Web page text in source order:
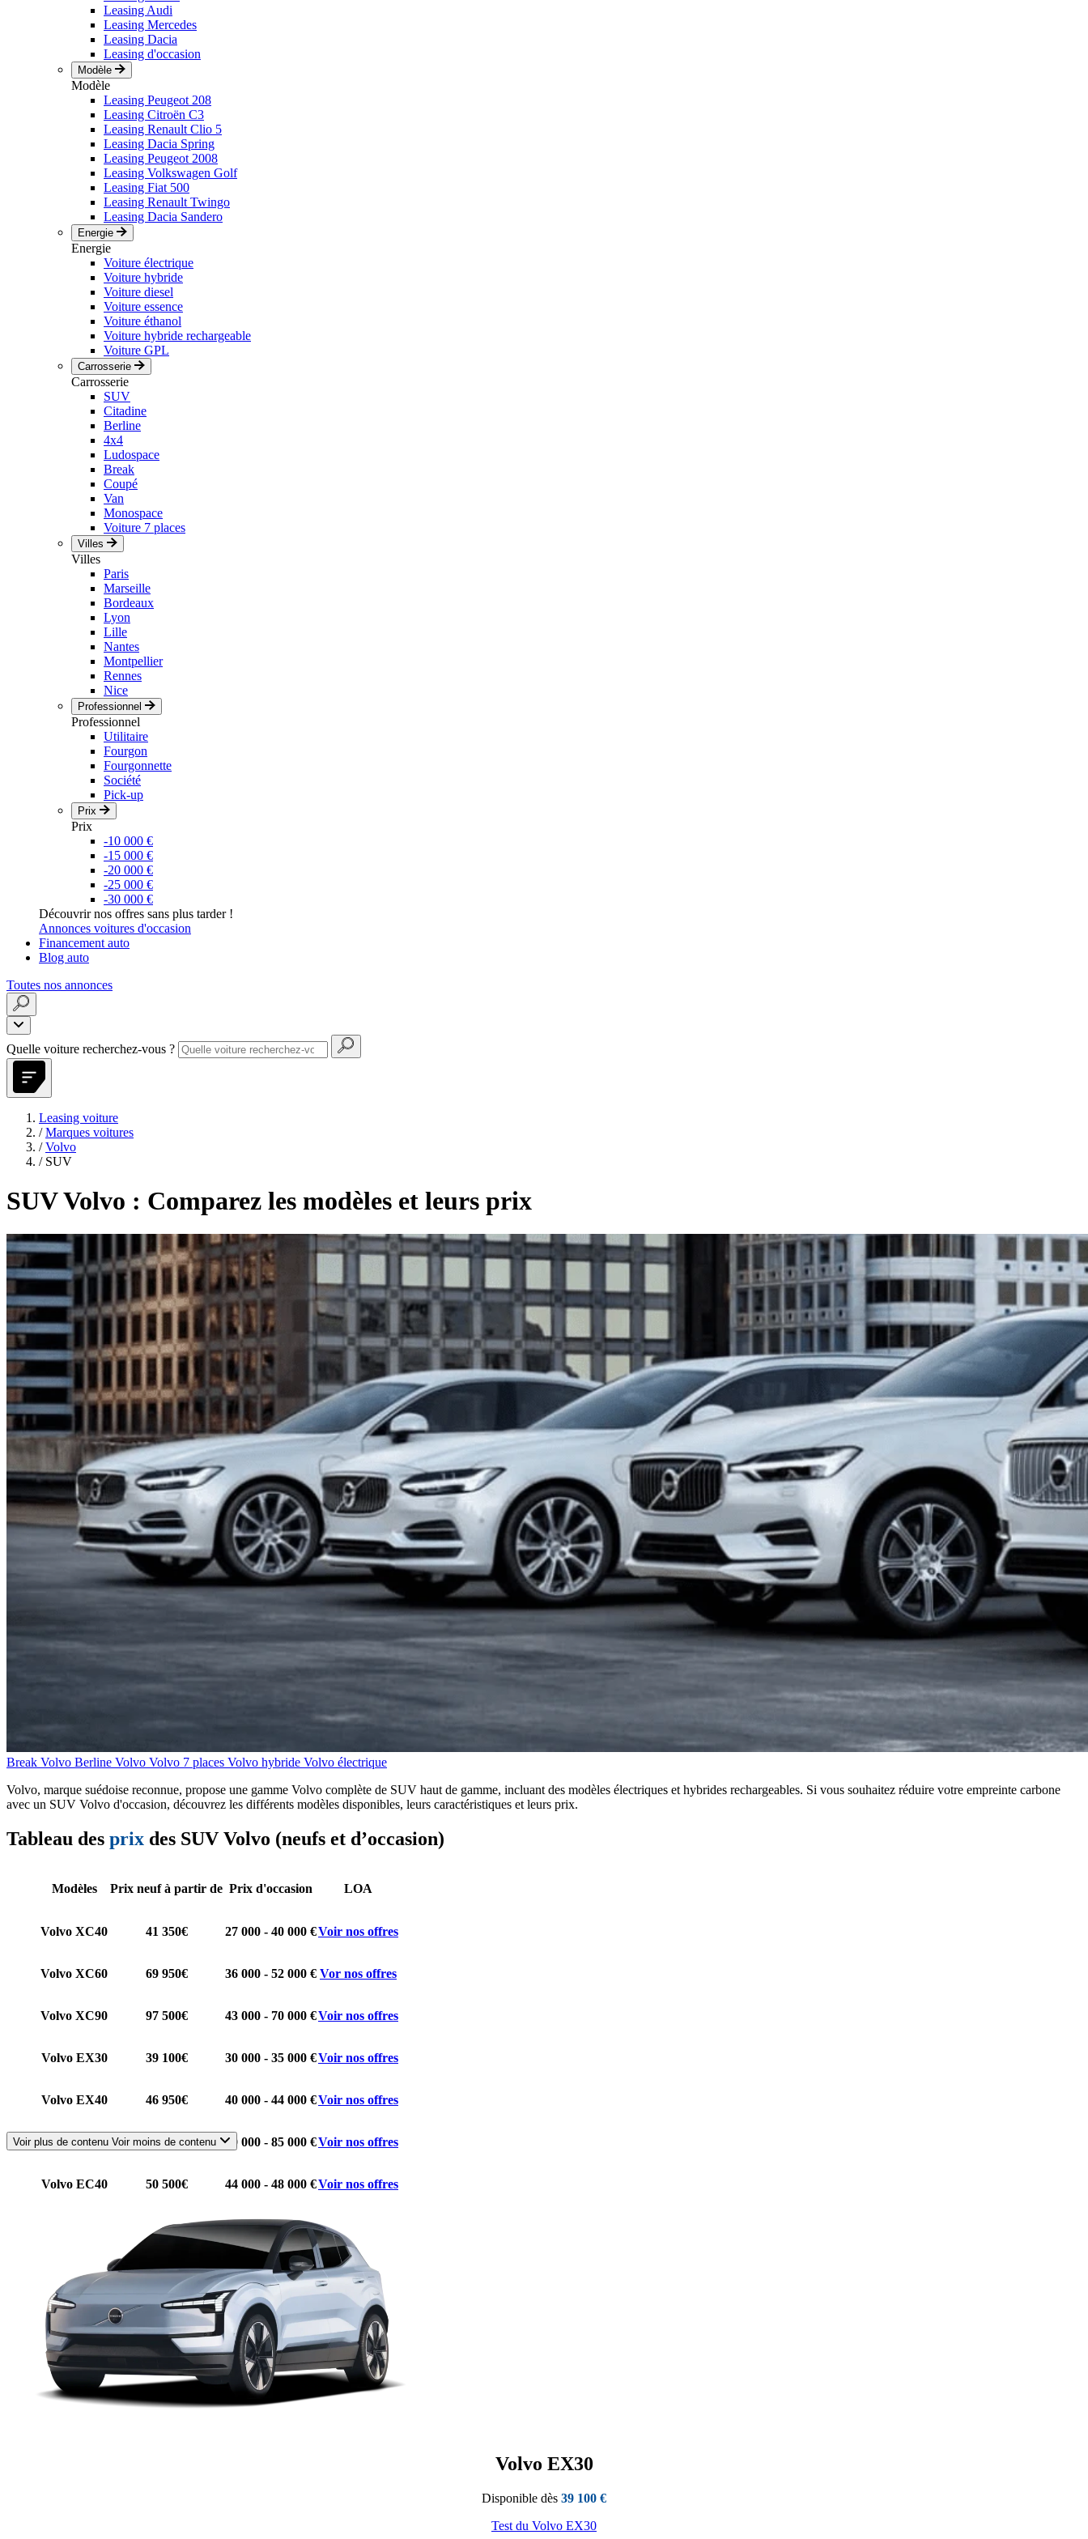
Leasing Audi
Leasing Mercedes
Leasing Dacia
Leasing d'occasion
Modèle
Modèle
Leasing Peugeot 208
Leasing Citroën C3
Leasing Renault Clio 5
Leasing Dacia Spring
Leasing Peugeot 2008
Leasing Volkswagen Golf
Leasing Fiat 500
Leasing Renault Twingo
Leasing Dacia Sandero
Energie
Energie
Voiture électrique
Voiture hybride
Voiture diesel
Voiture essence
Voiture éthanol
Voiture hybride rechargeable
Voiture GPL
Carrosserie
Carrosserie
SUV
Citadine
Berline
4x4
Ludospace
Break
Coupé
Van
Monospace
Voiture 7 places
Villes
Villes
Paris
Marseille
Bordeaux
Lyon
Lille
Nantes
Montpellier
Rennes
Nice
Professionnel
Professionnel
Utilitaire
Fourgon
Fourgonnette
Société
Pick-up
Prix
Prix
-10 000 €
-15 000 €
-20 000 €
-25 000 €
-30 000 €
Découvrir nos offres sans plus tarder !
Annonces voitures d'occasion
Financement auto
Blog auto
Toutes nos annonces
Quelle voiture recherchez-vous ?
Leasing voiture
/ Marques voitures
/ Volvo
/ SUV
SUV Volvo : Comparez les modèles et leurs prix
Break Volvo Berline Volvo Volvo 7 places Volvo hybride Volvo électrique
Volvo, marque suédoise reconnue, propose une gamme Volvo complète de SUV haut de gamme, incluant des modèles électriques et hybrides rechargeables. Si vous souhaitez réduire votre empreinte carbone
avec un SUV Volvo d'occasion, découvrez les différents modèles disponibles, leurs caractéristiques et leurs prix.
Tableau des prix des SUV Volvo (neufs et d’occasion)
Modèles Prix neuf à partir de Prix d'occasion LOA
Volvo XC40 41 350€ 27 000 - 40 000 €Voir nos offres
Volvo XC60 69 950€ 36 000 - 52 000 € Vor nos offres
Volvo XC90 97 500€ 43 000 - 70 000 €Voir nos offres
Volvo EX30 39 100€ 30 000 - 35 000 €Voir nos offres
Volvo EX40 46 950€ 40 000 - 44 000 €Voir nos offres
Volvo EX90 89 500€ 80 000 - 85 000 €Voir nos offres
Volvo EC40 50 500€ 44 000 - 48 000 €Voir nos offres
Voir plus de contenu Voir moins de contenu
Volvo EX30
Disponible dès 39 100 €
Test du Volvo EX30